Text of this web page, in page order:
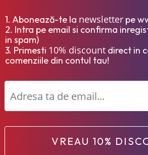
1. Abonează-te la newsletter pe
2. Intra pe email si confirma
in spam)
3. Primesti 10% discount direct in
comenziile din contul tau!
VREAU 10%